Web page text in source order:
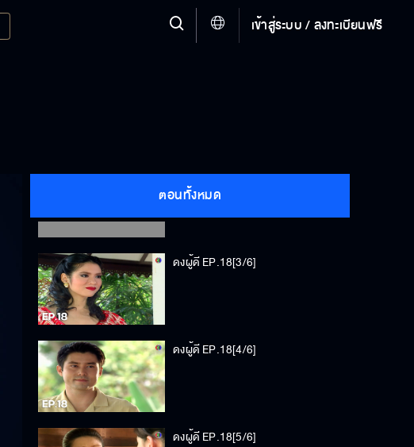
เข้าสู่ระบบ / ลงทะเบียนฟรี
ตอนทั้งหมด
ดงผู้ดี EP.18[2/6]
ดงผู้ดี EP.18[3/6]
ดงผู้ดี EP.18[4/6]
ดงผู้ดี EP.18[5/6]